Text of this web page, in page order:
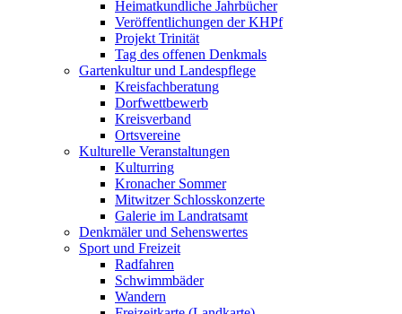
Heimatkundliche Jahrbücher
Veröffentlichungen der KHPf
Projekt Trinität
Tag des offenen Denkmals
Gartenkultur und Landespflege
Kreisfachberatung
Dorfwettbewerb
Kreisverband
Ortsvereine
Kulturelle Veranstaltungen
Kulturring
Kronacher Sommer
Mitwitzer Schlosskonzerte
Galerie im Landratsamt
Denkmäler und Sehenswertes
Sport und Freizeit
Radfahren
Schwimmbäder
Wandern